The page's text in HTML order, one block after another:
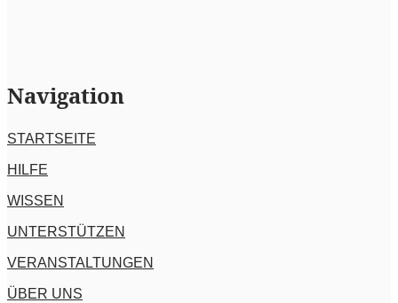
Navigation
STARTSEITE
HILFE
WISSEN
UNTERSTÜTZEN
VERANSTALTUNGEN
ÜBER UNS